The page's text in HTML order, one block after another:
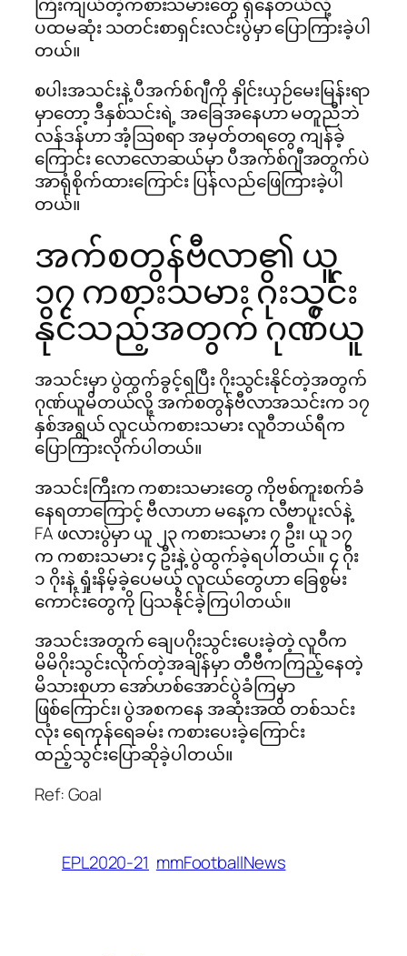
ကြီးကျယ်တဲ့ကစားသမားတွေ ရှိနေတယ်လို့
ပထမဆုံး သတင်းစာရှင်းလင်းပွဲမှာ ပြောကြားခဲ့ပါ
တယ်။
စပါးအသင်းနဲ့ ပီအက်စ်ဂျီကို နှိုင်းယှဉ်မေးမြန်းရာ
မှာတော့ ဒီနှစ်သင်းရဲ့ အခြေအနေဟာ မတူညီဘဲ
လန်ဒန်ဟာ အံ့ဩစရာ အမှတ်တရတွေ ကျန်ခဲ့
ကြောင်း လောလောဆယ်မှာ ပီအက်စ်ဂျီအတွက်ပဲ
အာရုံစိုက်ထားကြောင်း ပြန်လည်ဖြေကြားခဲ့ပါ
တယ်။
အက်စတွန်ဗီလာ၏ ယူ
၁၇ ကစားသမား ဂိုးသွင်း
နိုင်သည့်အတွက် ဂုဏ်ယူ
အသင်းမှာ ပွဲထွက်ခွင့်ရပြီး ဂိုးသွင်းနိုင်တဲ့အတွက်
ဂုဏ်ယူမိတယ်လို့ အက်စတွန်ဗီလာအသင်းက ၁၇
နှစ်အရွယ် လူငယ်ကစားသမား လူဝီဘယ်ရီက
ပြောကြားလိုက်ပါတယ်။
အသင်းကြီးက ကစားသမားတွေ ကိုဗစ်ကူးစက်ခံ
နေရတာကြောင့် ဗီလာဟာ မနေ့က လီဗာပူးလ်နဲ့
FA ဖလားပွဲမှာ ယူ ၂၃ ကစားသမား ၇ ဦး၊ ယူ ၁၇
က ကစားသမား ၄ ဦးနဲ့ ပွဲထွက်ခဲ့ရပါတယ်။ ၄ ဂိုး
၁ ဂိုးနဲ့ ရှုံးနိမ့်ခဲ့ပေမယ့် လူငယ်တွေဟာ ခြေစွမ်း
ကောင်းတွေကို ပြသနိုင်ခဲ့ကြပါတယ်။
အသင်းအတွက် ချေပဂိုးသွင်းပေးခဲ့တဲ့ လူဝီက
မိမိဂိုးသွင်းလိုက်တဲ့အချိန်မှာ တီဗီကကြည့်နေတဲ့
မိသားစုဟာ အော်ဟစ်အောင်ပွဲခံကြမှာ
ဖြစ်ကြောင်း၊ ပွဲအစကနေ အဆုံးအထိ တစ်သင်း
လုံး ရေကုန်ရေခမ်း ကစားပေးခဲ့ကြောင်း
ထည့်သွင်းပြောဆိုခဲ့ပါတယ်။
Ref: Goal
EPL2020-21 mmFootballNews